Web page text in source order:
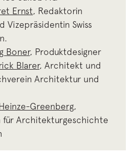
Ernst, Redaktorin
Swiss
Boner, Produktdesigner
Blarer, Architekt und
Architektur und
Greenberg,
für Architekturgeschichte